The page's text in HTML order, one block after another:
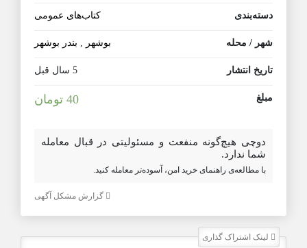
دسته‌بندی کتاب‌های عمومی
شهر / محله بوشهر , بندر بوشهر
تاریخ انتشار 5 سال قبل
مبلغ 40 تومان
دوچی هیچ‌گونه منفعت و مسئولیتی در قبال معامله
شما ندارد.
با مطالعه‌ی راهنمای خرید امن، آسوده‌تر معامله کنید.
گزارش مشکل آگهی
لینک اشتراک گذاری